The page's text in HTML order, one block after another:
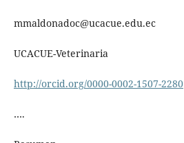
mmaldonadoc@ucacue.edu.ec
UCACUE-Veterinaria
http://orcid.org/0000-0002-1507-2280
….